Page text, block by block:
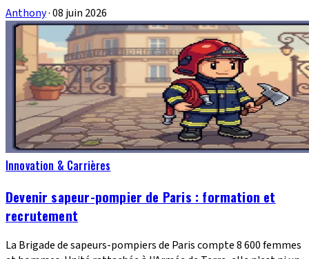
Anthony·08 juin 2026
Innovation & Carrières
Devenir sapeur-pompier de Paris : formation et
recrutement
La Brigade de sapeurs-pompiers de Paris compte 8 600 femmes